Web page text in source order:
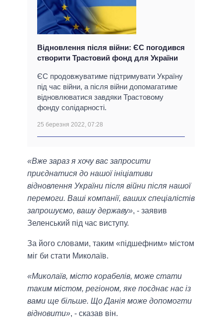
Відновлення після війни: ЄС погодився
створити Трастовий фонд для України
ЄС продовжуватиме підтримувати Україну
під час війни, а після війни допомагатиме
відновлюватися завдяки Трастовому
фонду солідарності.
25 березня 2022, 07:28
«Вже зараз я хочу вас запросити
приєднатися до нашої ініціативи
відновлення України після війни після нашої
перемоги. Ваші компанії, ваших спеціалістів
запрошуємо, вашу державу», - заявив
Зеленський під час виступу.
За його словами, таким «підшефним» містом
міг би стати Миколаїв.
«Миколаїв, місто корабелів, може стати
таким містом, регіоном, яке поєднає нас із
вами ще більше. Що Данія може допомогти
відновити», - сказав він.